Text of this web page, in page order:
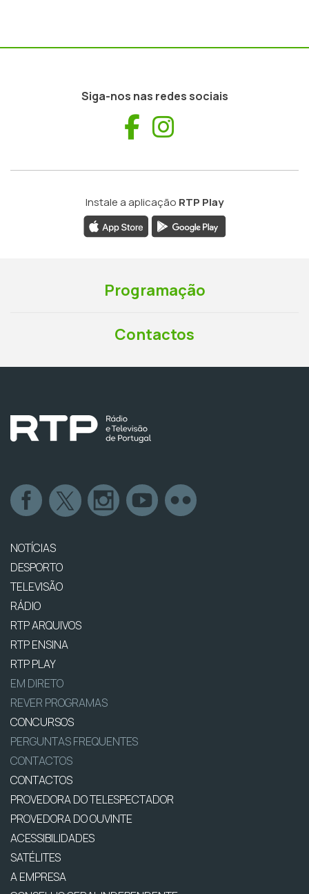
Siga-nos nas redes sociais
Facebook
Instale a aplicação RTP Play
Programação
Contactos
NOTÍCIAS
DESPORTO
TELEVISÃO
RÁDIO
RTP ARQUIVOS
RTP ENSINA
RTP PLAY
EM DIRETO
REVER PROGRAMAS
CONCURSOS
PERGUNTAS FREQUENTES
CONTACTOS
CONTACTOS
PROVEDORA DO TELESPECTADOR
PROVEDORA DO OUVINTE
ACESSIBILIDADES
SATÉLITES
A EMPRESA